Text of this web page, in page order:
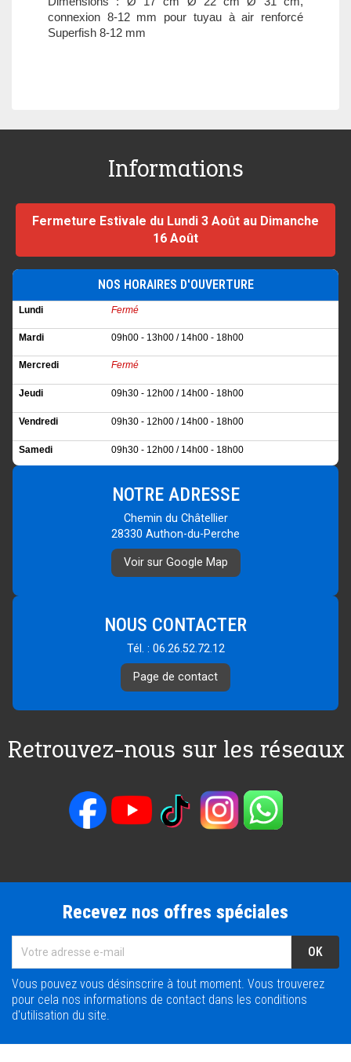
connexion 8-12 mm pour tuyau à air renforcé
Superfish 8-12 mm
Informations
Fermeture Estivale du Lundi 3 Août au Dimanche
16 Août
NOS HORAIRES D'OUVERTURE
Lundi Fermé
Mardi 09h00 - 13h00 / 14h00 - 18h00
Mercredi Fermé
Jeudi 09h30 - 12h00 / 14h00 - 18h00
Vendredi 09h30 - 12h00 / 14h00 - 18h00
Samedi 09h30 - 12h00 / 14h00 - 18h00
NOTRE ADRESSE
Chemin du Châtellier
28330 Authon-du-Perche
Voir sur Google Map
NOUS CONTACTER
Tél. : 06.26.52.72.12
Page de contact
Retrouvez-nous sur les réseaux
Recevez nos offres spéciales
Vous pouvez vous désinscrire à tout moment. Vous trouverez
pour cela nos informations de contact dans les conditions
d'utilisation du site.